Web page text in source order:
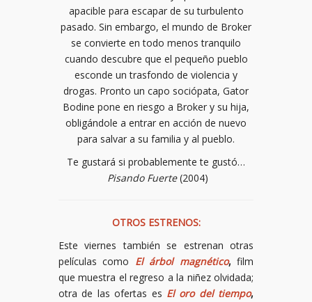
apacible para escapar de su turbulento
pasado. Sin embargo, el mundo de Broker
se convierte en todo menos tranquilo
cuando descubre que el pequeño pueblo
esconde un trasfondo de violencia y
drogas. Pronto un capo sociópata, Gator
Bodine pone en riesgo a Broker y su hija,
obligándole a entrar en acción de nuevo
para salvar a su familia y al pueblo.
Te gustará si probablemente te gustó…
Pisando Fuerte(2004)
OTROS ESTRENOS:
Este viernes también se estrenan otras
películas como El árbol magnético,film
que muestra el regreso a la niñez olvidada;
otra de las ofertas es El oro del tiempo,